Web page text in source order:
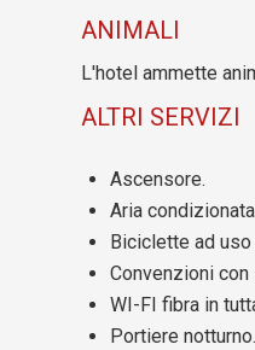
ANIMALI
L'hotel ammette
ALTRI SERVIZI
Ascensore.
Aria
Biciclette ad
Convenzioni
WI-FI fibra in
Portiere notturno.